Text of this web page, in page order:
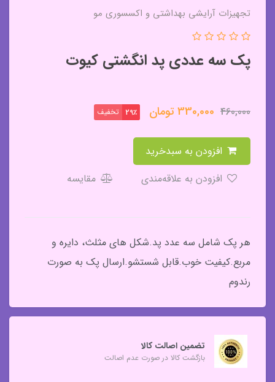
تجهیزات آرایشی بهداشتی و اکسسوری مو
پک سه عددی پد انگشتی کیوت
460,000
330,000تومان 29٪ تخفیف
مقایسه
هر پک شامل سه عدد پد.شکل های مثلث، دایره و
مربع.کیفیت خوب.قابل شستشو.ارسال پک به صورت
رندوم
تضمین اصالت کالا
بازگشت کالا در صورت عدم اصالت